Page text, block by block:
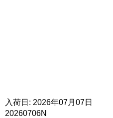
入荷日: 2026年07月07日
20260706N